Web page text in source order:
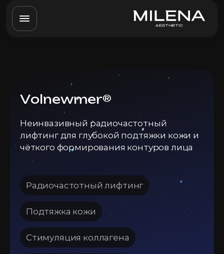
Volnewmer®
Неинвазивный радиочастотный
лифтинг для глубокой подтяжки кожи и
чёткого формирования контуров лица
Радиочастотный лифтинг
Подтяжка кожи
Стимуляция коллагена